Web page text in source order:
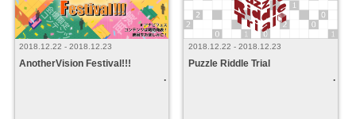
2018.12.22 - 2018.12.23
AnotherVision Festival!!!
2018.12.22 - 2018.12.23
Puzzle Riddle Trial